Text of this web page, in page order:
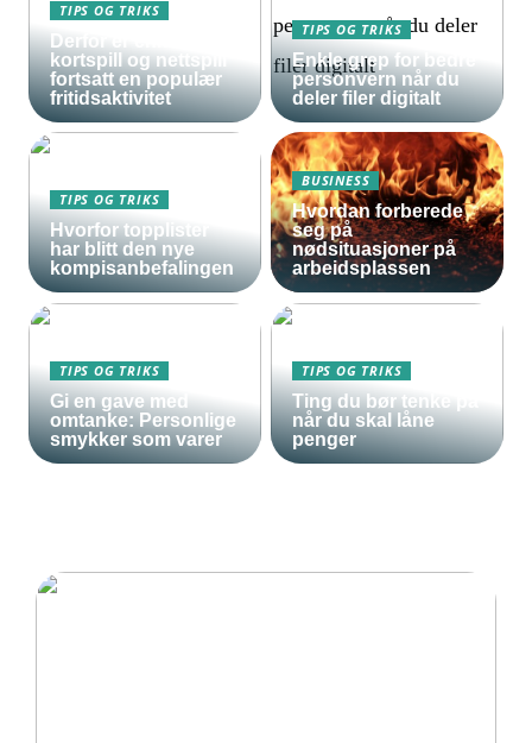
TIPS OG TRIKS
Derfor er enkle
kortspill og nettspill
fortsatt en populær
fritidsaktivitet
TIPS OG TRIKS
Enkle grep for bedre
personvern når du
deler filer digitalt
TIPS OG TRIKS
Hvorfor topplister
har blitt den nye
kompisanbefalingen
BUSINESS
Hvordan forberede
seg på
nødsituasjoner på
arbeidsplassen
TIPS OG TRIKS
Gi en gave med
omtanke: Personlige
smykker som varer
TIPS OG TRIKS
Ting du bør tenke på
når du skal låne
penger